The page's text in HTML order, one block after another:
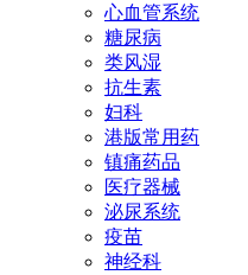
心血管系统
糖尿病
类风湿
抗生素
妇科
港版常用药
镇痛药品
医疗器械
泌尿系统
疫苗
神经科